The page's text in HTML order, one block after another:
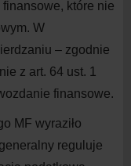
które nie
W
– zgodnie
z art. 64 ust. 1
finansowe.
MF wyraziło
reguluje